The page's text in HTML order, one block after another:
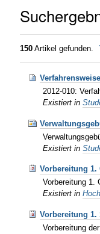
150 Artikel gefunden.
2012-010:
Existiert in
Existiert in
Vorbereitung 1.
Vorbereitung 1.
Existiert in
Vorbereitung 1.
Vorbereitung